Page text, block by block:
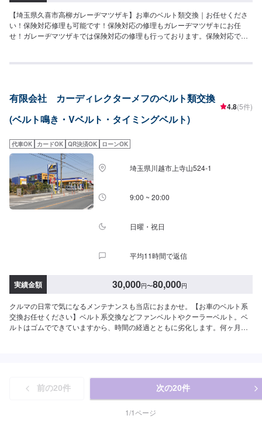
【埼玉県久喜市高柳ガレーヂマツザキ】お車のベルト類交換｜お任せくださ
い！保険対応修理も可能です！保険対応の修理もガレーヂマツザキにお任
せ！ガレーヂマツザキでは保険対応の修理も行っております。保険対応で可
応をご確認ください。免責発生する場合ご相談承ります。【対応可能保険会
済、朝日火災、三井ダイレクト、ソニー損保、アクサ、ＡＩＵ、チューリッ
ヒ、アメリカンホームダイレクト、など※日本国内にあるすべての損害保険会
社に対応しておりますので、安心して修理をお任せください。🌟自費で修理
でお客様にあった修理が可能です。国が認めた鈑金屋さん特殊整備工場(一種)
取得だから確かな技術と豊富な知識で完全サポート致します。<代車について
>ガレーヂマツザキでは、鈑金・塗装・修理等で愛車をお預かりしている間、
代車をお貸し致します。台数も豊富な20台ご用意しております。事前に予約
が必要となる場合もございますので、まずはお気軽にご相談ください。お客
様ご自身が加入されている車両保険に代車特約が付保されている場合、対物
事故により相手側損害保険会社より代車が提供される場合もございます。そ
客様にご負担いただいております。<定休日・営業時間>定休日：なし営業時
有限会社 カーディレクターメフのベルト類交換
(ベルト鳴き・Vベルト・タイミングベルト)
4.8(5件)
代車OK カードOK QR決済OK ローンOK
埼玉県川越市上寺山524-1
9:00 ~ 20:00
日曜・祝日
平均11時間で返信
実績金額 30,000円〜80,000円
クルマの日常で気になるメンテナンスも当店におまかせ。【お車のベルト系
交換お任せください】ベルト系交換などファンベルトやクーラーベルト。ベ
ルトはゴムでできていますから、時間の経過とともに劣化します。何ヶ月も
お客様は車種情報と、持ち込み・ご購入希望の旨をオファー備考欄にご記載
ください。【代車について】作業中は代車の貸し出しが可能です。※燃料代は
お客様負担となります【営業時間・定休日】営業時間:9:00〜20:00定休日
前の20件 次の20件
1/1ページ